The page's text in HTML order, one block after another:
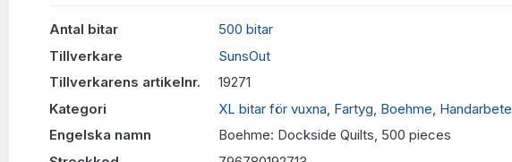
Antal bitar
500 bitar
Tillverkare
SunsOut
Tillverkarens artikelnr.
19271
Kategori
XL bitar för vuxna Fartyg Boehme Handarbete
Engelska namn
Boehme: Dockside Quilts, 500 pieces